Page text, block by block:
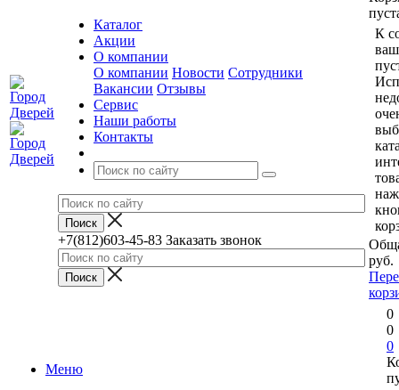
Каталог
Акции
О компании
О компании Новости Сотрудники
Вакансии Отзывы
Сервис
Наши работы
Контакты
+7(812)603-45-83 Заказать звонок
К
руб.
Меню
0
0
0